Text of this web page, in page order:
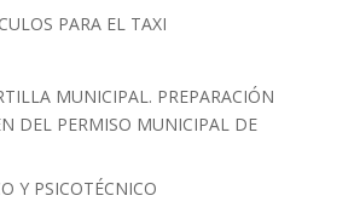
PARA EL TAXI
MUNICIPAL. PREPARACIÓN
DEL PERMISO MUNICIPAL DE
Y PSICOTÉCNICO